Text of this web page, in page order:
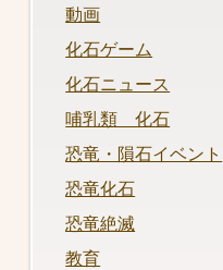
動画
化石ゲーム
化石ニュース
哺乳類 化石
恐竜・隕石イベント
恐竜化石
恐竜絶滅
教育